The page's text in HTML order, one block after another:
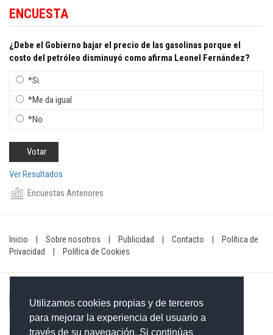
Utilizamos cookies propias y de terceros
para mejorar la experiencia del usuario a
través de su navegación. Si continúas
ENCUESTA
¿Debe el Gobierno bajar el precio de las gasolinas porque el
costo del petróleo disminuyó como afirma Leonel Fernández?
*Si
*Me da igual
*No
Ver Resultados
Encuestas Anteriores
Inicio Sobre nosotros Publicidad Contacto
Política de
Privacidad
Política de Cookies